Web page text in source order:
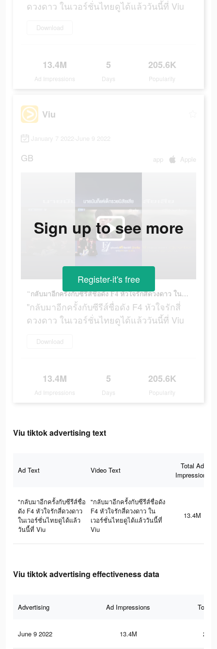
ดวงดาว ในเวอร์ชั่นไทยดูได้แล้ววันนี้ที่ Viu
Download
13.4M
Ad Impressions
5
Days
205.6K
Popularity
Viu
January 7 2022-June 9 2022
GB app Apple
"กลับมาอีกครั้งกับซีรีส์ชื่อดัง F4 หัวใจรักสี่ดวงดาว ในเวอร์ชั่นไทยดูได้แล้ววันนี้ที่ Viu
"กลับมาอีกครั้งกับซีรีส์ชื่อดัง F4 หัวใจรักสี่
ดวงดาว ในเวอร์ชั่นไทยดูได้แล้ววันนี้ที่ Viu
Download
13.4M
Ad Impressions
5
Days
205.6K
Popularity
Sign up to see more
Register-it's free
Viu tiktok advertising text
Ad Text Video Text
Total Ad
Impressions
"กลับมาอีกครั้งกับซีรีส์ชื่อ
ดัง F4 หัวใจรักสี่ดวงดาว
ในเวอร์ชั่นไทยดูได้แล้ว
วันนี้ที่ Viu
"กลับมาอีกครั้งกับซีรีส์ชื่อดัง
F4 หัวใจรักสี่ดวงดาว ใน
เวอร์ชั่นไทยดูได้แล้ววันนี้ที่
Viu
13.4M
Viu tiktok advertising effectiveness data
Advertising Ad Impressions Total
June 9 2022 13.4M